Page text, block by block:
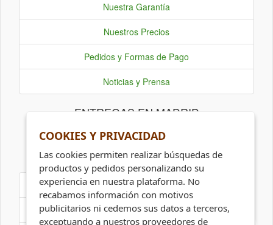
Nuestra Garantía
Nuestros Precios
Pedidos y Formas de Pago
Noticias y Prensa
ENTREGAS EN MADRID
INFORMACIÓN Y CONTACTO
Aviso Legal
Política de Cookies
0
COOKIES Y PRIVACIDAD
Las cookies permiten realizar búsquedas de
productos y pedidos personalizando su
experiencia en nuestra plataforma. No
recabamos información con motivos
publicitarios ni cedemos sus datos a terceros,
exceptuando a nuestros proveedores de